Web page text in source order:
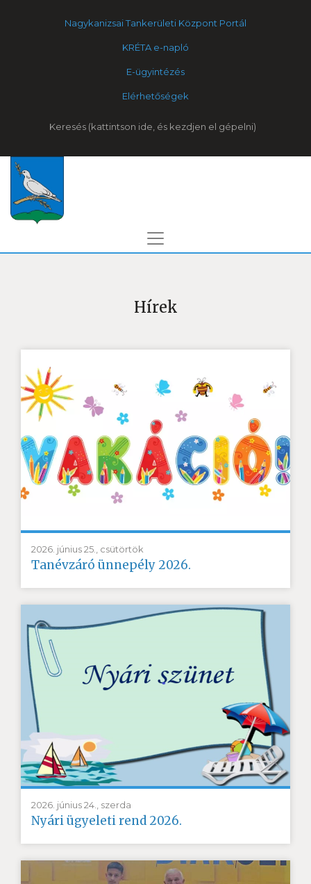
Nagykanizsai Tankerületi Központ Portál
KRÉTA e-napló
E-ügyintézés
Elérhetőségek
Keresés
Hírek
2026. június 25., csütörtök
Tanévzáró ünnepély 2026.
2026. június 24., szerda
Nyári ügyeleti rend 2026.